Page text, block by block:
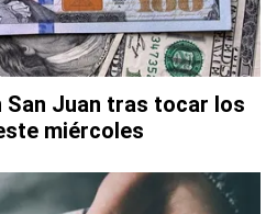
San Juan tras tocar los
miércoles